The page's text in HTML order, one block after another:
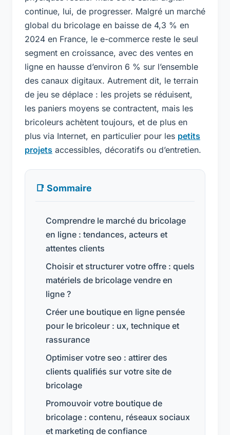
continue, lui, de progresser. Malgré un marché
global du bricolage en baisse de 4,3 % en
2024 en France, le e-commerce reste le seul
segment en croissance, avec des ventes en
ligne en hausse d’environ 6 % sur l’ensemble
des canaux digitaux. Autrement dit, le terrain
de jeu se déplace : les projets se réduisent,
les paniers moyens se contractent, mais les
bricoleurs achètent toujours, et de plus en
plus via Internet, en particulier pour les petits
projets accessibles, décoratifs ou d’entretien.
📑 Sommaire
Comprendre le marché du bricolage
en ligne : tendances, acteurs et
attentes clients
Choisir et structurer votre offre : quels
matériels de bricolage vendre en
ligne ?
Créer une boutique en ligne pensée
pour le bricoleur : ux, technique et
rassurance
Optimiser votre seo : attirer des
clients qualifiés sur votre site de
bricolage
Promouvoir votre boutique de
bricolage : contenu, réseaux sociaux
et marketing de confiance